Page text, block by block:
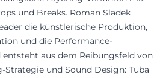
und Breaks. Roman Sladek
die künstlerische Produktion,
und die Performance-
aus dem Reibungsfeld von
Strategie und Sound Design: Tuba